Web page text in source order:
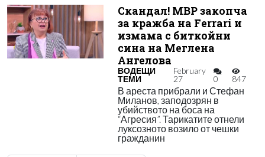
Скандал! МВР закопча
за кражба на Ferrari и
измама с биткойни
сина на Меглена
Ангелова
ВОДЕЩИ
ТЕМИ
February
27
0 847
В ареста прибрали и Стефан
Миланов, заподозрян в
убийството на боса на
“Агресия”. Тарикатите отнели
луксозното возило от чешки
гражданин